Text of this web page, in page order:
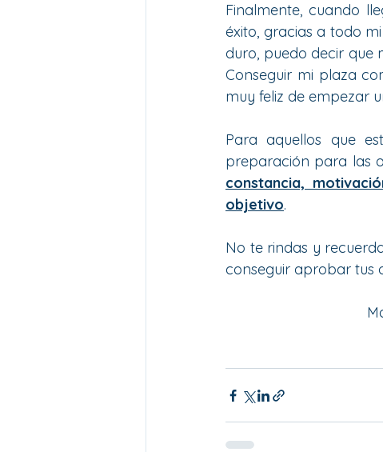
Finalmente, cuando
éxito, gracias a todo
duro, puedo decir que
Conseguir mi plaza
muy feliz de empezar
Para aquellos que
preparación para las
constancia,
objetivo.
No te rindas y
conseguir aprobar tus